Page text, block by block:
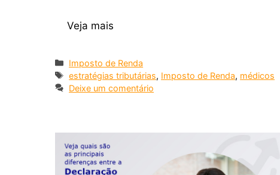
Veja mais
Imposto de Renda
estratégias tributárias, Imposto de Renda, médicos
Deixe um comentário